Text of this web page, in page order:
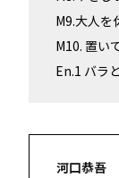
M9.大人を
M10. 置い
En.1 バラ
河口恭吾